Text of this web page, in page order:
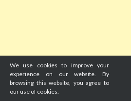
We use cookies to improve your
experience on our website. By
browsing this website, you agree to
our use of cookies.